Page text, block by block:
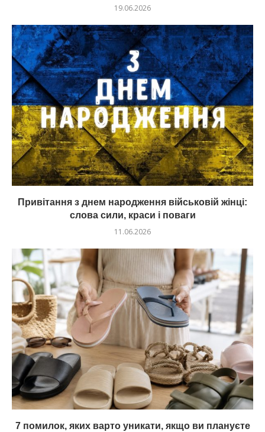
19.06.2026
Привітання з днем народження військовій жінці:
слова сили, краси і поваги
11.06.2026
7 помилок, яких варто уникати, якщо ви плануєте